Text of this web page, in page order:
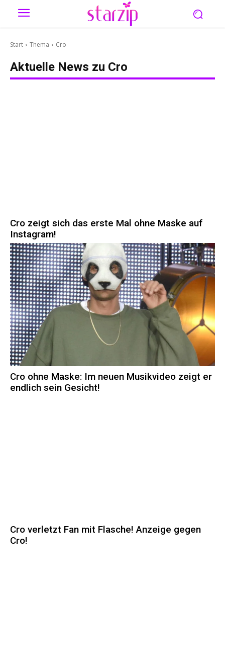
Start Thema Cro
Aktuelle News zu Cro
Cro zeigt sich das erste Mal ohne Maske auf
Instagram!
Cro ohne Maske: Im neuen Musikvideo zeigt er
endlich sein Gesicht!
Cro verletzt Fan mit Flasche! Anzeige gegen
Cro!